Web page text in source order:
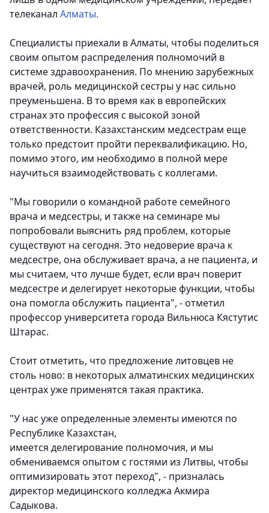
телеканал Алматы.
Специалисты приехали в Алматы, чтобы поделиться
своим опытом распределения полномочий в
системе здравоохранения. По мнению зарубежных
врачей, роль медицинской сестры у нас сильно
преуменьшена. В то время как в европейских
странах это профессия с высокой зоной
ответственности. Казахстанским медсестрам еще
только предстоит пройти переквалификацию. Но,
помимо этого, им необходимо в полной мере
научиться взаимодействовать с коллегами.
"Мы говорили о командной работе семейного
врача и медсестры, и также на семинаре мы
попробовали выяснить ряд проблем, которые
существуют на сегодня. Это недоверие врача к
медсестре, она обслуживает врача, а не пациента, и
мы считаем, что лучше будет, если врач поверит
медсестре и делегирует некоторые функции, чтобы
она помогла обслужить пациента", - отметил
профессор университета города Вильнюса Кястутис
Штарас.
Стоит отметить, что предложение литовцев не
столь ново: в некоторых алматинских медицинских
центрах уже применятся такая практика.
"У нас уже определенные элементы имеются по
Республике Казахстан,
имеется делегирование полномочия, и мы
обмениваемся опытом с гостями из Литвы, чтобы
оптимизировать этот переход", - призналась
директор медицинского колледжа Акмира
Садыкова.